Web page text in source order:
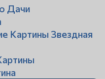
Дачи
Картины Звездная